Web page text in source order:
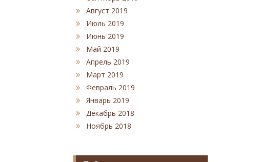
Август 2019
Июль 2019
Июнь 2019
Май 2019
Апрель 2019
Март 2019
Февраль 2019
Январь 2019
Декабрь 2018
Ноябрь 2018